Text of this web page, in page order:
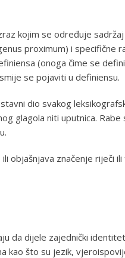
kojim se određuje
proximum) i specifične
(onoga čime se
se pojaviti u definiensu.
dio svakog
glagola niti uputnica.
objašnjava značenje riječi ili
da dijele zajednički
kao što su jezik,